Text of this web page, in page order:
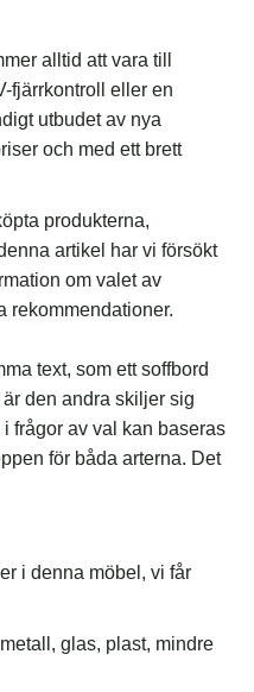
alltid att vara till
fjärrkontroll eller en
utbudet av nya
och med ett brett
produkterna,
artikel har vi försökt
om valet av
rekommendationer.
text, som ett soffbord
den andra skiljer sig
frågor av val kan baseras
för båda arterna. Det
i denna möbel, vi får
glas, plast, mindre